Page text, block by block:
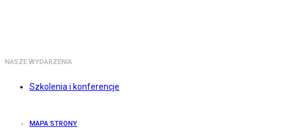
NASZE WYDARZENIA
Szkolenia i konferencje
MAPA STRONY